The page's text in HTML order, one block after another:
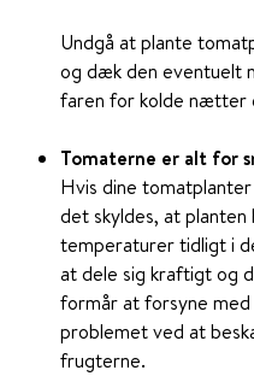
Undgå at plante
og dæk den eventuelt
faren for kolde nætter
Tomaterne er alt for
Hvis dine
det skyldes, at
temperaturer tidligt i
at dele sig kraftigt og
formår at forsyne
problemet ved at
frugterne.